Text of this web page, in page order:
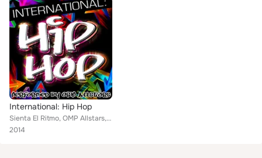
International: Hip Hop
Sienta El Ritmo, OMP Allstars, Avoir du rythme
2014